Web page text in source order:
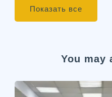
Показать все
You may